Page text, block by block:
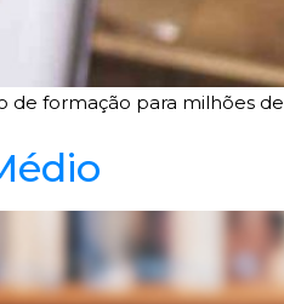
de formação para milhões de